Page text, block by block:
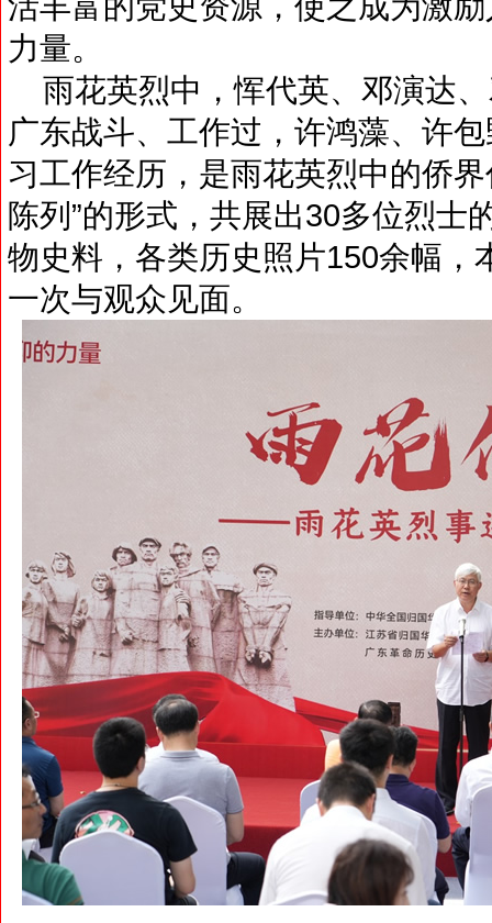
力量。
雨花英烈中，恽代英、邓演达
广东战斗、工作过，许鸿藻、许
习工作经历，是雨花英烈中的侨
陈列”的形式，共展出30多位烈士
物史料，各类历史照片150余幅，
一次与观众见面。